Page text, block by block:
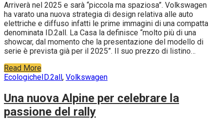
Arriverà nel 2025 e sarà “piccola ma spaziosa”. Volkswagen
ha varato una nuova strategia di design relativa alle auto
elettriche e diffuso infatti le prime immagini di una compatta
denominata ID.2all. La Casa la definisce “molto più di una
showcar, dal momento che la presentazione del modello di
serie è prevista già per il 2025”. Il suo prezzo di listino…
Read More
EcologicheID.2all, Volkswagen
Una nuova Alpine per celebrare la
passione del rally